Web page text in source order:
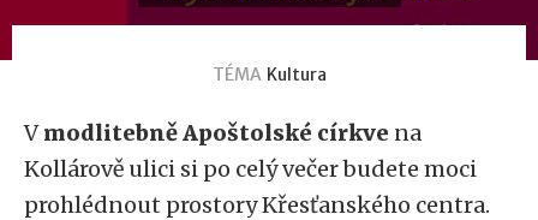
TÉMA Kultura
Vmodlitebně Apoštolské církve na
Kollárově ulici si po celý večer budete moci
prohlédnout prostory Křesťanského centra.